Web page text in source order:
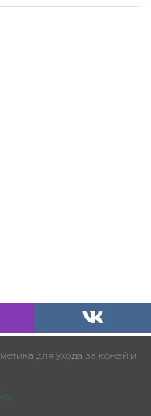
для ухода за кожей и